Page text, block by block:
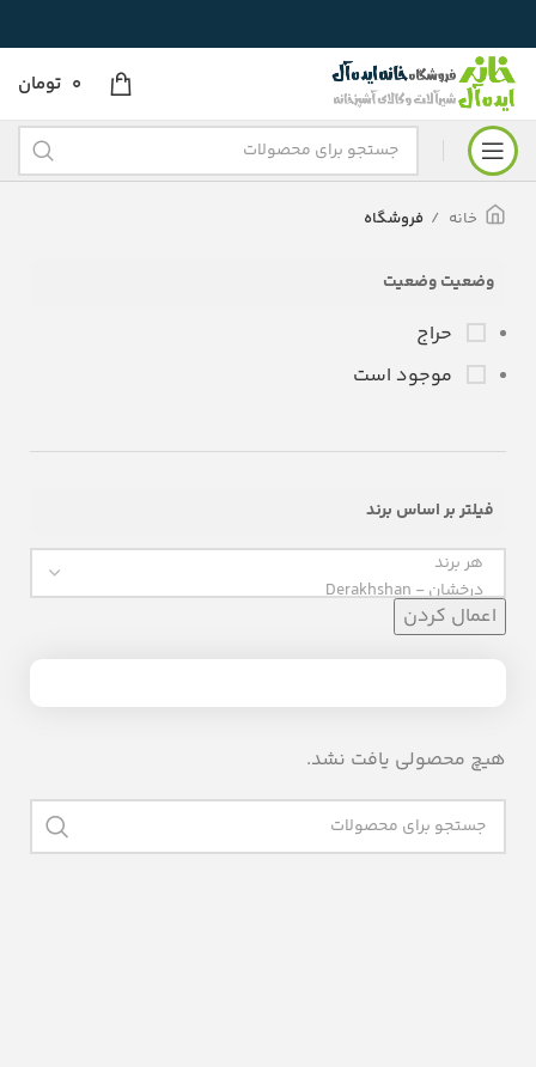
0 تومان
خانه فروشگاه
وضعیت وضعیت
حراج
موجود است
فیلتر بر اساس برند
اعمال کردن
هیچ محصولی یافت نشد.